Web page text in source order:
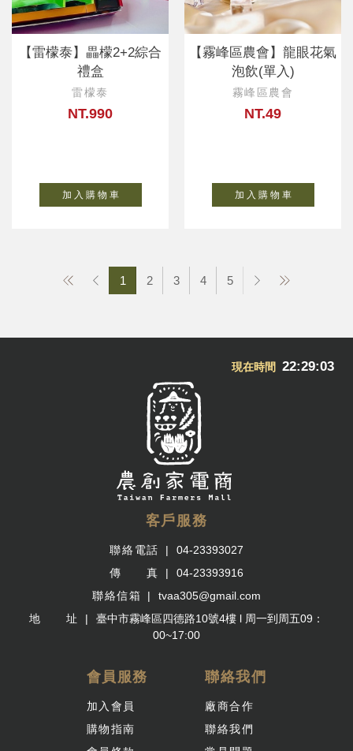
【雷檬泰】畾檬2+2綜合
禮盒
雷檬泰
NT.990
加 入 購 物 車
【霧峰區農會】龍眼花氣
泡飲(單入)
霧峰區農會
NT.49
加 入 購 物 車
1 2 3 4 5
現在時間 22:29:04
客戶服務
聯絡電話
04-23393027
傳 真
04-23393916
聯絡信箱
tvaa305@gmail.com
地 址
臺中市霧峰區四德路10號4樓 l 周一到周五09：
00~17:00
會員服務
加入會員
購物指南
聯絡我們
廠商合作
聯絡我們